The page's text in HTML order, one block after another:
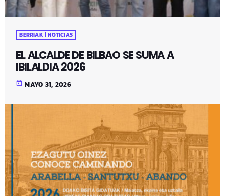
BERRIAK | NOTICIAS
EL ALCALDE DE BILBAO SE SUMA A
IBILALDIA 2026
today MAYO 31, 2026